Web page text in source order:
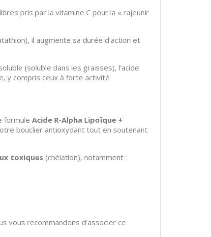
pris par la vitamine C pour la « rajeunir
il augmente sa durée d'action et
(soluble dans les graisses), l'acide
y compris ceux à forte activité
formule Acide R-Alpha Lipoïque +
bouclier antioxydant tout en soutenant
toxiques (chélation), notamment :
vous recommandons d'associer ce